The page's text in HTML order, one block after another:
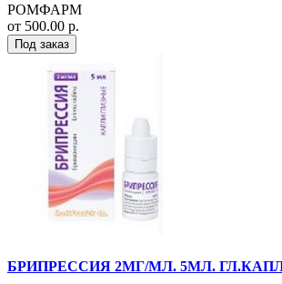
РОМФАРМ
от 500.00 р.
Под заказ
БРИПРЕССИЯ 2МГ/МЛ. 5МЛ.